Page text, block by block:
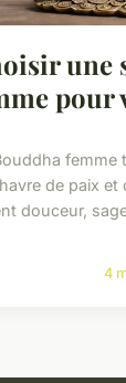
une
pour
femme
de paix et
douceur,
4